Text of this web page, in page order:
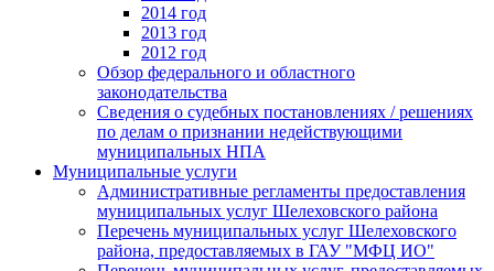
2014 год
2013 год
2012 год
Обзор федерального и областного
законодательства
Сведения о судебных постановлениях / решениях
по делам о признании недействующими
муниципальных НПА
Муниципальные услуги
Административные регламенты предоставления
муниципальных услуг Шелеховского района
Перечень муниципальных услуг Шелеховского
района, предоставляемых в ГАУ "МФЦ ИО"